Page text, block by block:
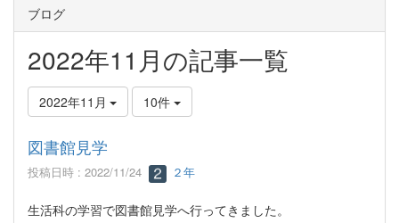
ブログ
2022年11月の記事一覧
2022年11月 10件
図書館見学
投稿日時 : 2022/11/24 ２年
生活科の学習で図書館見学へ行ってきました。